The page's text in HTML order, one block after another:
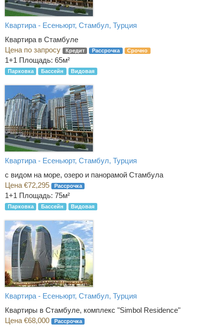
Квартира - Есеньюрт, Стамбул, Турция
Квартира в Стамбуле
Цена по запросу
Кредит Рассрочка Срочно
1+1 Площадь: 65м²
Парковка Бассейн Видовая
Квартира - Есеньюрт, Стамбул, Турция
с видом на море, озеро и панорамой Стамбула
Цена €72,295
Рассрочка
1+1 Площадь: 75м²
Парковка Бассейн Видовая
Квартира - Есеньюрт, Стамбул, Турция
Квартиры в Стамбуле, комплекс "Simbol Residence"
Цена €68,000
Рассрочка